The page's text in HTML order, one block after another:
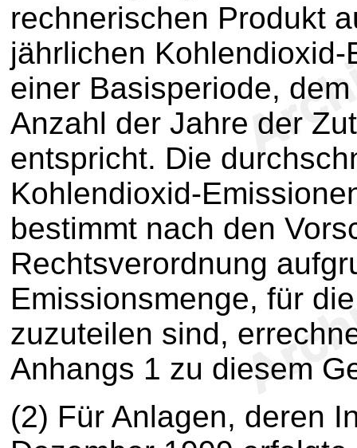
rechnerischen Produkt
jährlichen
einer Basisperiode,
Anzahl der Jahre der
entspricht. Die
Kohlendioxid-
bestimmt nach den
Rechtsverordnung
Emissionsmenge, für
zuzuteilen sind,
Anhangs 1 zu diesem
(2) Für Anlagen, deren